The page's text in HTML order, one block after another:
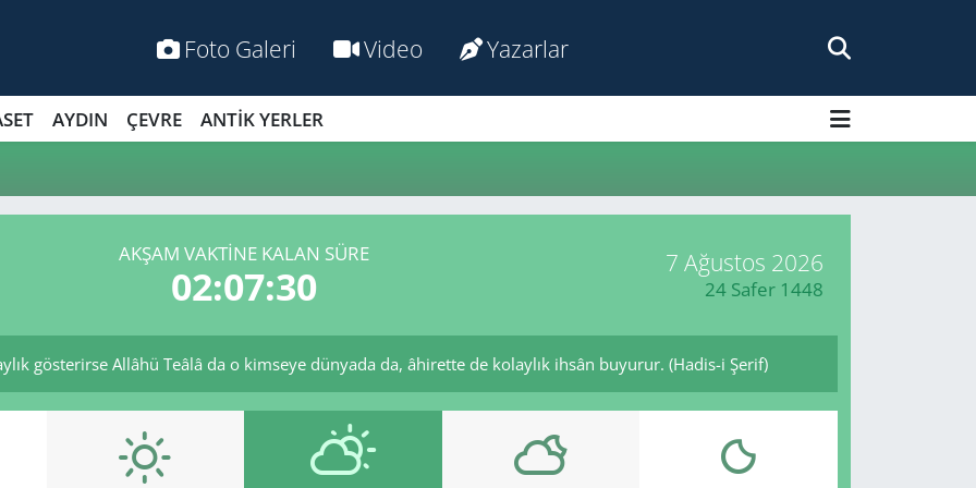
Foto Galeri Video Yazarlar
AYDIN ÇEVRE ANTİK YERLER
AKŞAM VAKTİNE KALAN SÜRE
02:07:29 7 Ağustos 2026
24 Safer 1448
gösterirse Allâhü Teâlâ da o kimseye dünyada da, âhirette de kolaylık ihsân buyurur. (Hadis-i Şerif)